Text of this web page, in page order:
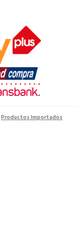
Productos Importados